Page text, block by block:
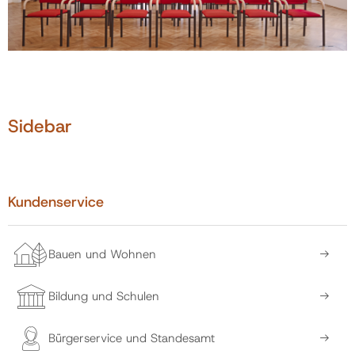
Sidebar
Kundenservice
Bauen und Wohnen
Bildung und Schulen
Bürgerservice und Standesamt